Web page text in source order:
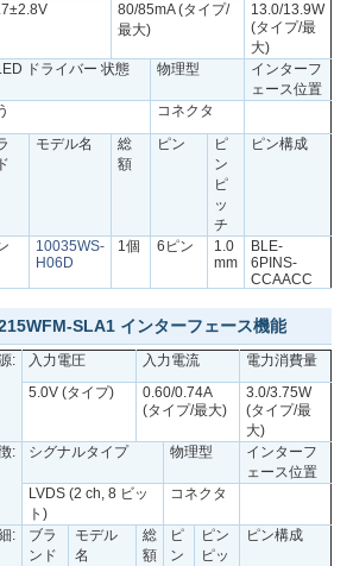
80/85mA (タイプ/
最大)
13.0/13.9W
(タイプ/最
大)
ドライバー 状態 物理型
インターフ
ェース位置
コネクタ
モデル名
総
額
ピン
ピ
ン
ピ
ッ
チ
ピン構成
10035WS-
H06D
1個 6ピン
1.0
mm
BLE-
6PINS-
CCAACC
SLA1 インターフェース機能
: 入力電圧 入力電流
電力消費量
5.0V (タイプ)
0.60/0.74A
(タイプ/最大)
3.0/3.75W
(タイプ/最
大)
:
シグナルタイプ 物理型
インターフ
ェース位置
LVDS (2 ch, 8 ビッ
ト)
コネクタ
:
ブラ
ンド
モデル
名
総
額
ピ
ン
ピン
ピッ
ピン構成